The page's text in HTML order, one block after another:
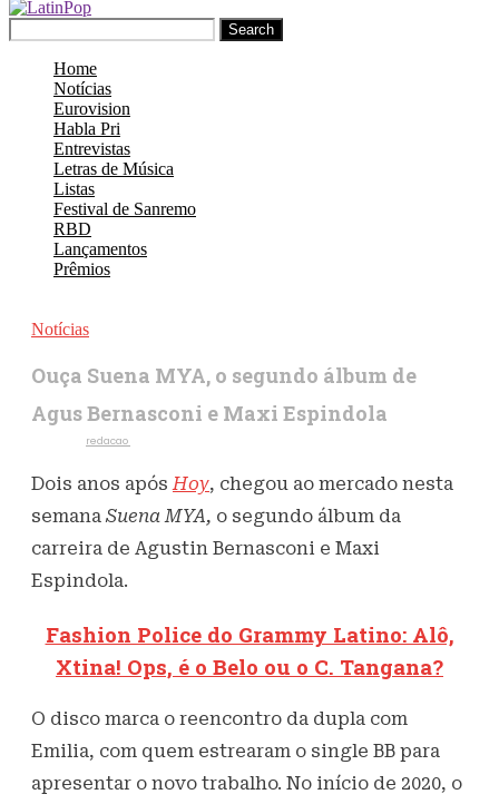
Search
Home
Notícias
Eurovision
Habla Pri
Entrevistas
Letras de Música
Listas
Festival de Sanremo
RBD
Lançamentos
Prêmios
Notícias
Ouça Suena MYA, o segundo álbum de
Agus Bernasconi e Maxi Espindola
redacao
Dois anos apósHoy, chegou ao mercado nesta
semana Suena MYA, o segundo álbum da
carreira de Agustin Bernasconi e Maxi
Espindola.
Fashion Police do Grammy Latino: Alô,
Xtina! Ops, é o Belo ou o C. Tangana?
O disco marca o reencontro da dupla com
Emilia, com quem estrearam o single BB para
apresentar o novo trabalho. No início de 2020, o